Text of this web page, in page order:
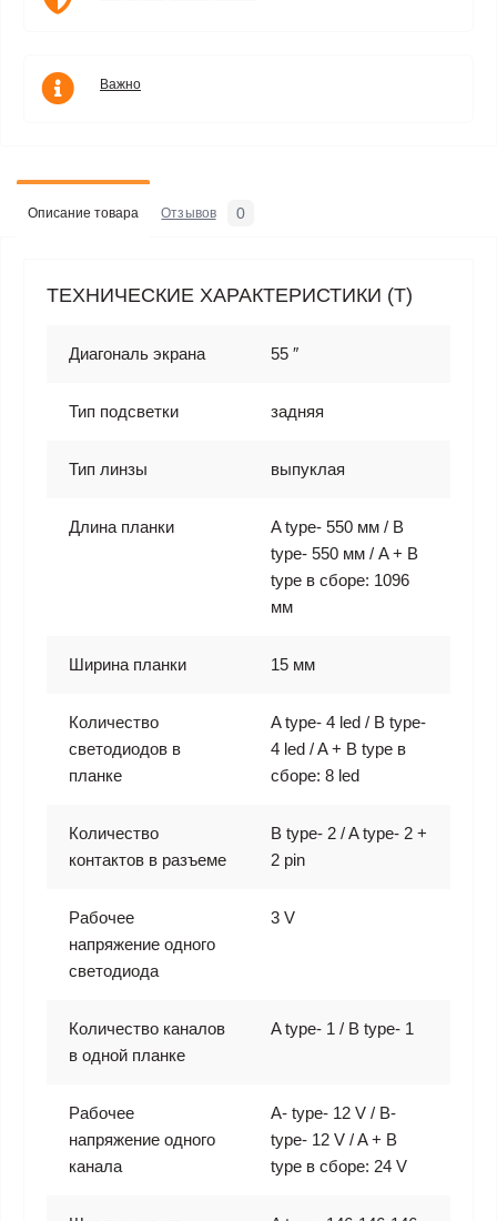
Важно
Описание товара Отзывов 0
ТЕХНИЧЕСКИЕ ХАРАКТЕРИСТИКИ (T)
Диагональ экрана 55 ″
Тип подсветки задняя
Тип линзы выпуклая
Длина планки
A type- 550 мм / B
type- 550 мм / A + B
type в сборе: 1096
мм
Ширина планки 15 мм
Количество
светодиодов в
планке
A type- 4 led / B type-
4 led / A + B type в
сборе: 8 led
Количество
контактов в разъеме
B type- 2 / A type- 2 +
2 pin
Рабочее
напряжение одного
светодиода
3 V
Количество каналов
в одной планке
A type- 1 / B type- 1
Рабочее
напряжение одного
канала
A- type- 12 V / B-
type- 12 V / A + B
type в сборе: 24 V